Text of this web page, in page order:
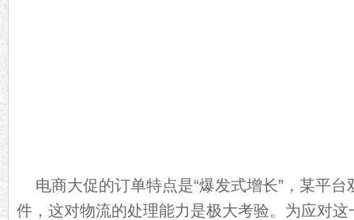
电商大促的订单特点是“爆发式增长”，某平
件，这对物流的处理能力是极大考验。为应对这